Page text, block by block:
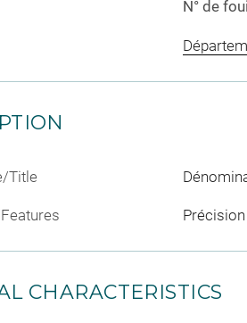
N° de
Title
CHARACTERISTICS